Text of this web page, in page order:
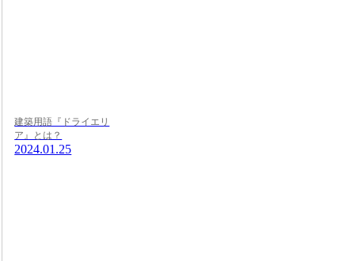
建築用語『ドライエリ
ア』とは？
2024.01.25